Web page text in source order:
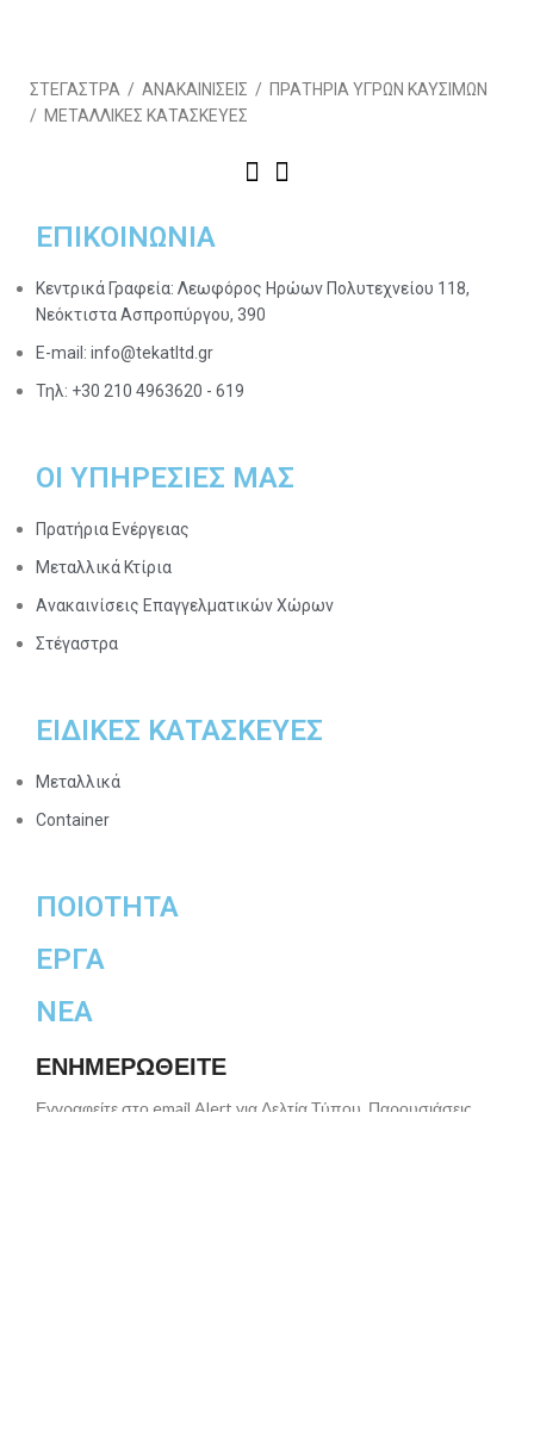
ΣΤΕΓΑΣΤΡΑ / ΑΝΑΚΑΙΝΙΣΕΙΣ / ΠΡΑΤΗΡΙΑ ΥΓΡΩΝ ΚΑΥΣΙΜΩΝ
/ ΜΕΤΑΛΛΙΚΕΣ ΚΑΤΑΣΚΕΥΕΣ
ΕΠΙΚΟΙΝΩΝΙΑ
Κεντρικά Γραφεία: Λεωφόρος Ηρώων Πολυτεχνείου 118,
Νεόκτιστα Ασπροπύργου, 390
E-mail: info@tekatltd.gr
Τηλ: +30 210 4963620 - 619
ΟΙ ΥΠΗΡΕΣΙΕΣ ΜΑΣ​
Πρατήρια Ενέργειας
Μεταλλικά Κτίρια
Ανακαινίσεις Επαγγελματικών Χώρων
Στέγαστρα
ΕΙΔΙΚΕΣ ΚΑΤΑΣΚΕΥΕΣ
Μεταλλικά
Container
ΠΟΙΟΤΗΤΑ
ΕΡΓΑ
ΝΕΑ
ΕΝΗΜΕΡΩΘΕΙΤΕ
Εγγραφείτε στο email Alert για Δελτία Τύπου, Παρουσιάσεις,